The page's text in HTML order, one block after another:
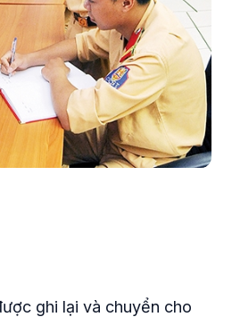
ghi lại và chuyển cho